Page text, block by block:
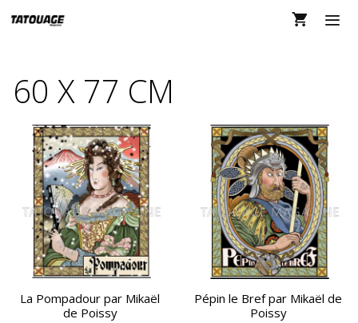
au
60 X 77 CM
La Pompadour par Mikaël
de Poissy
Pépin le Bref par Mikaël de
Poissy